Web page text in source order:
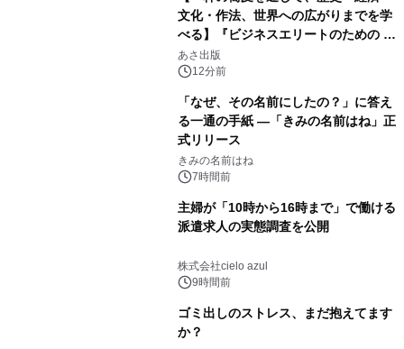
文化・作法、世界への広がりまでを学
べる】『ビジネスエリートのための 教
養としての蕎麦』2026年8月25日
（火）発売
あさ出版
12分前
「なぜ、その名前にしたの？」に答え
る一通の手紙 ―「きみの名前はね」正
式リリース
きみの名前はね
7時間前
主婦が「10時から16時まで」で働ける
派遣求人の実態調査を公開
株式会社cielo azul
9時間前
ゴミ出しのストレス、まだ抱えてます
か？